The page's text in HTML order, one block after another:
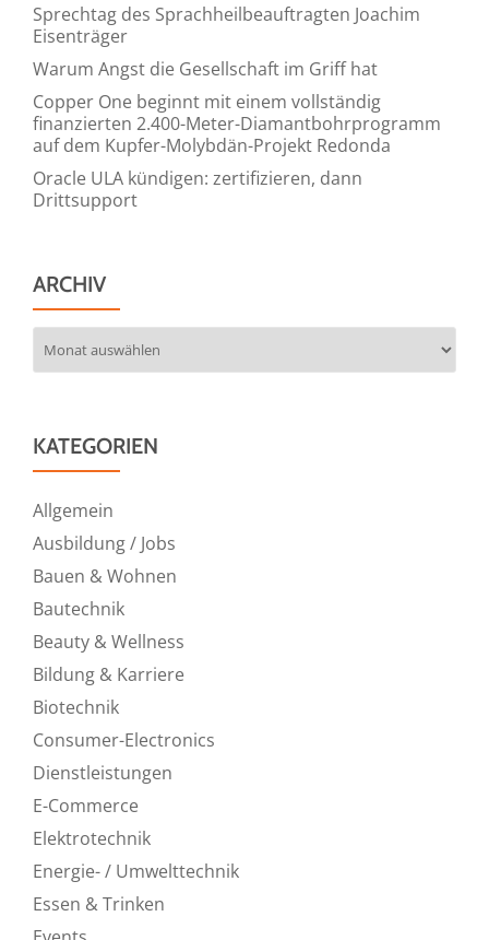
Sprechtag des Sprachheilbeauftragten Joachim
Eisenträger
Warum Angst die Gesellschaft im Griff hat
Copper One beginnt mit einem vollständig
finanzierten 2.400-Meter-Diamantbohrprogramm
auf dem Kupfer-Molybdän-Projekt Redonda
Oracle ULA kündigen: zertifizieren, dann
Drittsupport
ARCHIV
KATEGORIEN
Allgemein
Ausbildung / Jobs
Bauen & Wohnen
Bautechnik
Beauty & Wellness
Bildung & Karriere
Biotechnik
Consumer-Electronics
Dienstleistungen
E-Commerce
Elektrotechnik
Energie- / Umwelttechnik
Essen & Trinken